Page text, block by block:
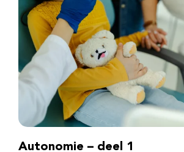
Autonomie – deel 1